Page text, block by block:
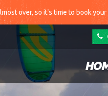
over, so it's time to book